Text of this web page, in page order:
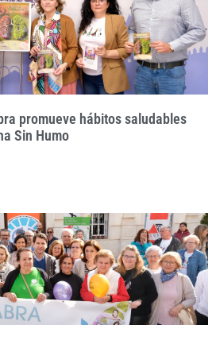
promueve hábitos saludables
Sin Humo